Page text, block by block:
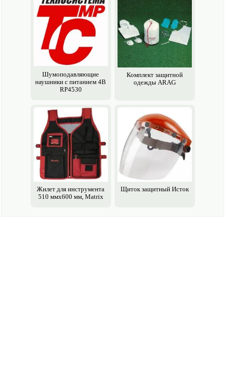
Шумоподавляющие
наушники с питанием 4В
RP4530
Комплект защитной
одежды ARAG
Жилет для инструмента
510 ммх600 мм, Matrix
Щиток защитный Исток